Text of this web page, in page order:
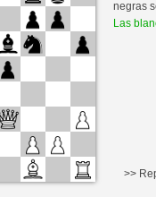
+ 0 seconds/move
negras
Las
>>